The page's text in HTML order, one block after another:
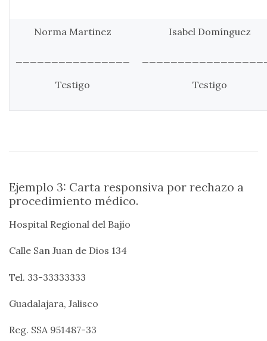
Norma Martinez
Testigo
Isabel Domínguez
Testigo
Ejemplo 3: Carta responsiva por rechazo a
procedimiento médico.
Hospital Regional del Bajío
Calle San Juan de Dios 134
Tel. 33-33333333
Guadalajara, Jalisco
Reg. SSA 951487-33